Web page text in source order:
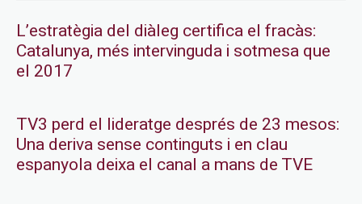
L’estratègia del diàleg certifica el fracàs:
Catalunya, més intervinguda i sotmesa que
el 2017
TV3 perd el lideratge després de 23 mesos:
Una deriva sense continguts i en clau
espanyola deixa el canal a mans de TVE